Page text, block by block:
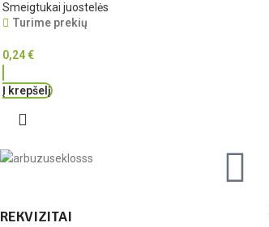
Smeigtukai juostelės
Turime prekių
0,24€
Į krepšelį
REKVIZITAI